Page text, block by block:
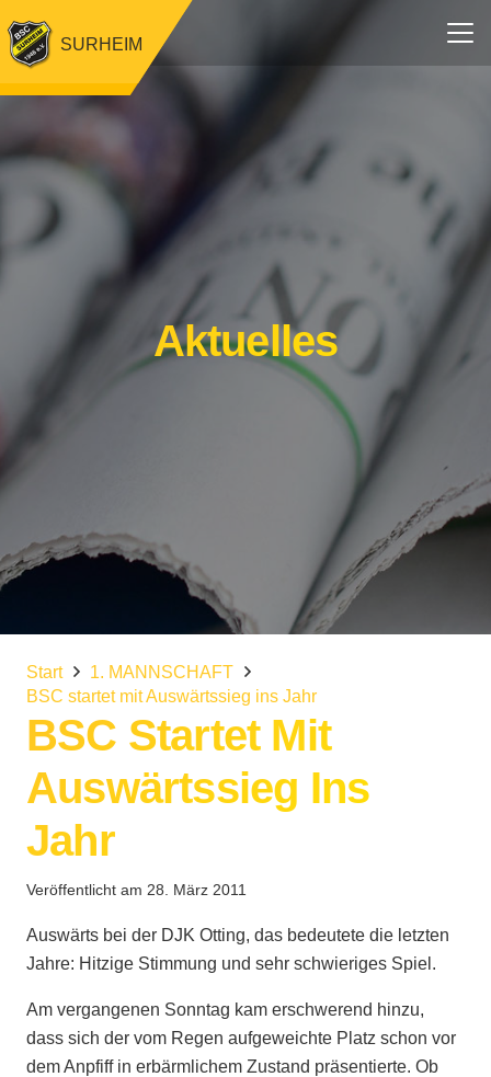
SURHEIM
Aktuelles
Start
1. MANNSCHAFT
BSC startet mit Auswärtssieg ins Jahr
BSC Startet Mit
Auswärtssieg Ins
Jahr
Veröffentlicht am 28. März 2011
Auswärts bei der DJK Otting, das bedeutete die letzten
Jahre: Hitzige Stimmung und sehr schwieriges Spiel.
Am vergangenen Sonntag kam erschwerend hinzu,
dass sich der vom Regen aufgeweichte Platz schon vor
dem Anpfiff in erbärmlichem Zustand präsentierte. Ob